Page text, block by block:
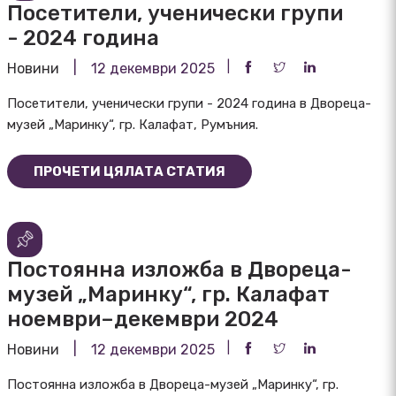
Посетители, ученически групи
- 2024 година
Новини 12 декември 2025
Посетители, ученически групи - 2024 година в Двореца-
музей „Маринку“, гр. Калафат, Румъния.
ПРОЧЕТИ ЦЯЛАТА СТАТИЯ
Постоянна изложба в Двореца-
музей „Маринку“, гр. Калафат
ноември–декември 2024
Новини 12 декември 2025
Постоянна изложба в Двореца-музей „Маринку“, гр.